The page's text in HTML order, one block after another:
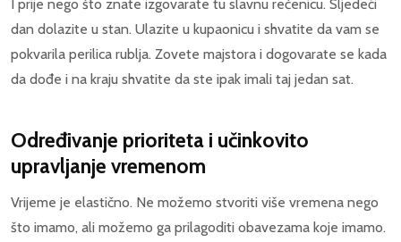
I prije nego što znate izgovarate tu slavnu rečenicu. Sljedeći
dan dolazite u stan. Ulazite u kupaonicu i shvatite da vam se
pokvarila perilica rublja. Zovete majstora i dogovarate se kada
da dođe i na kraju shvatite da ste ipak imali taj jedan sat.
Određivanje prioriteta i učinkovito
upravljanje vremenom
Vrijeme je elastično. Ne možemo stvoriti više vremena nego
što imamo, ali možemo ga prilagoditi obavezama koje imamo.